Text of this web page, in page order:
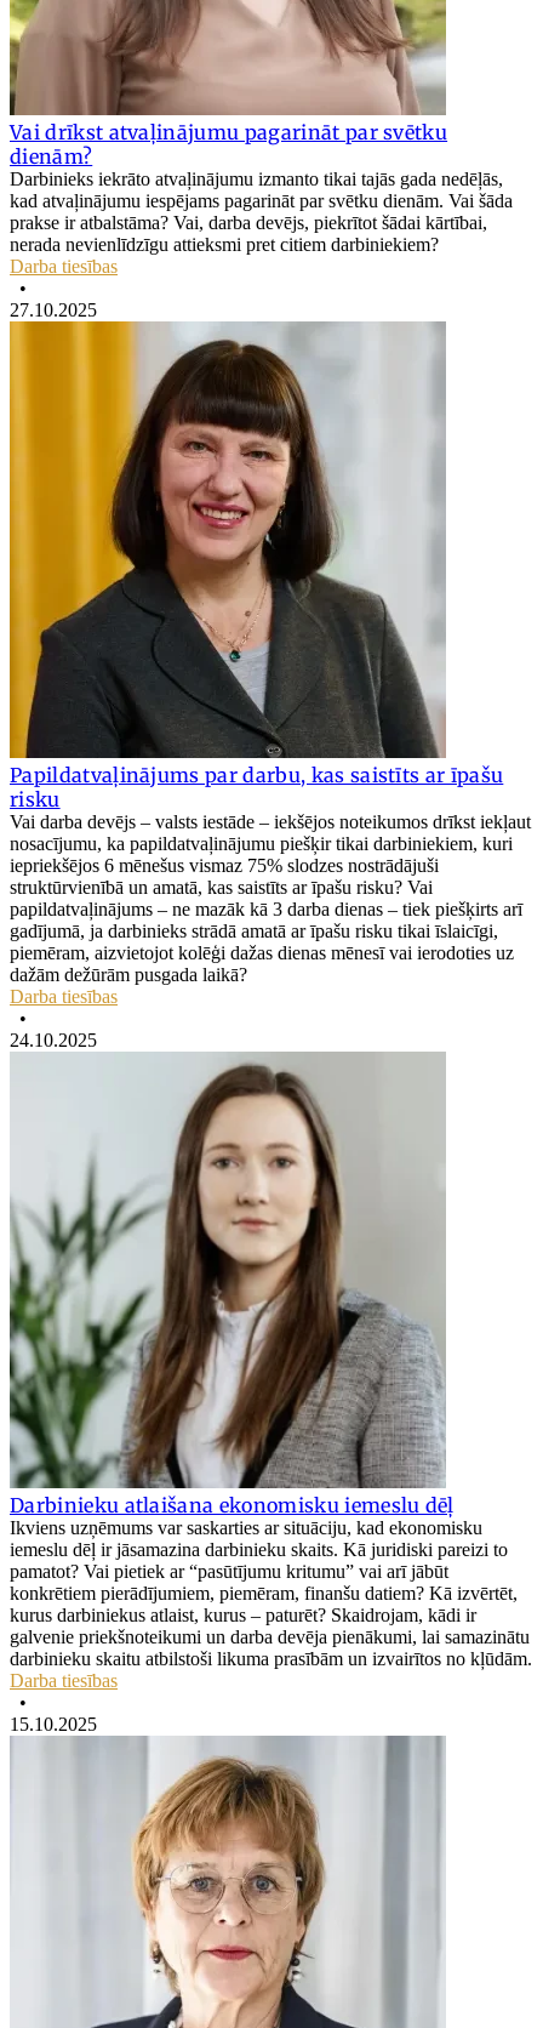
Vai drīkst atvaļinājumu pagarināt par svētku
dienām?
Darbinieks iekrāto atvaļinājumu izmanto tikai tajās gada nedēļās,
kad atvaļinājumu iespējams pagarināt par svētku dienām. Vai šāda
prakse ir atbalstāma? Vai, darba devējs, piekrītot šādai kārtībai,
nerada nevienlīdzīgu attieksmi pret citiem darbiniekiem?
Darba tiesības
•
27.10.2025
Papildatvaļinājums par darbu, kas saistīts ar īpašu
risku
Vai darba devējs – valsts iestāde – iekšējos noteikumos drīkst iekļaut
nosacījumu, ka papildatvaļinājumu piešķir tikai darbiniekiem, kuri
iepriekšējos 6 mēnešus vismaz 75% slodzes nostrādājuši
struktūrvienībā un amatā, kas saistīts ar īpašu risku? Vai
papildatvaļinājums – ne mazāk kā 3 darba dienas – tiek piešķirts arī
gadījumā, ja darbinieks strādā amatā ar īpašu risku tikai īslaicīgi,
piemēram, aizvietojot kolēģi dažas dienas mēnesī vai ierodoties uz
dažām dežūrām pusgada laikā?
Darba tiesības
•
24.10.2025
Darbinieku atlaišana ekonomisku iemeslu dēļ
Ikviens uzņēmums var saskarties ar situāciju, kad ekonomisku
iemeslu dēļ ir jāsamazina darbinieku skaits. Kā juridiski pareizi to
pamatot? Vai pietiek ar “pasūtījumu kritumu” vai arī jābūt
konkrētiem pierādījumiem, piemēram, finanšu datiem? Kā izvērtēt,
kurus darbiniekus atlaist, kurus – paturēt? Skaidrojam, kādi ir
galvenie priekšnoteikumi un darba devēja pienākumi, lai samazinātu
darbinieku skaitu atbilstoši likuma prasībām un izvairītos no kļūdām.
Darba tiesības
•
15.10.2025